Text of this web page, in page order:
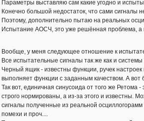
Параметры выставляю сам какие угодно и
Конечно большой недостаток, что сами сигналы
Поэтому, дополнительно пытаю на реальных
Испытание АОСЧ, это уже решённая проблема,
Вообще, у меня следующее отношение к
Все испытательные сигналы так же как и
Черный ящик - известны функции, ручек
выполняет функции с заданным качеством. А вот
Так вот, единичная синусоида от того же Ретома
строго нормированы, а из-за этого и известны.
сигналы полученные из реальной
помехи и проч....